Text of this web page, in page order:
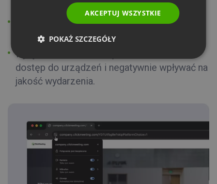
udzieleniu zgody na dostęp do mikrofonu
i kamery w swojej przeglądarce
wyłączeniu VPNa, który może blokować
dostęp do urządzeń i negatywnie wpływać na
jakość wydarzenia.
AKCEPTUJ WSZYSTKIE
POKAŻ SZCZEGÓŁY